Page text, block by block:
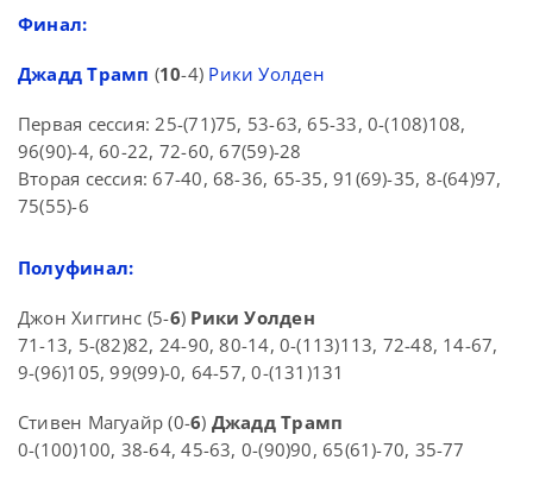
Финал:
Джадд Трамп (10-4) Рики Уолден
Первая сессия: 25-(71)75, 53-63, 65-33, 0-(108)108,
96(90)-4, 60-22, 72-60, 67(59)-28
Вторая сессия: 67-40, 68-36, 65-35, 91(69)-35, 8-(64)97,
75(55)-6
Полуфинал:
Джон Хиггинс (5-6) Рики Уолден
71-13, 5-(82)82, 24-90, 80-14, 0-(113)113, 72-48, 14-67,
9-(96)105, 99(99)-0, 64-57, 0-(131)131
Стивен Магуайр (0-6) Джадд Трамп
0-(100)100, 38-64, 45-63, 0-(90)90, 65(61)-70, 35-77